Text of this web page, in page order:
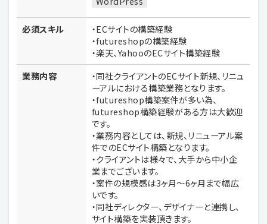
必須スキル
・ECサイトの構築経験
・futureshopの構築経験
・楽天、YahooのECサイト構築経験
業務内容
・同社クライアントのECサイト新規、リニュ
ーアルにおける構築業務となります。
・futureshop構築案件が多い為、
futureshop構築経験がある方は大歓迎
です。
・業務内容としては、新規、リニューアル案
件でのECサイト構築となります。
・クライアントは様々で、大手から中小企
業までございます。
・案件の規模感は3ヶ月〜6ヶ月まで幅広
いです。
・同社ディレクター、デザイナーと連携し、
サイト構築を実装頂きます。